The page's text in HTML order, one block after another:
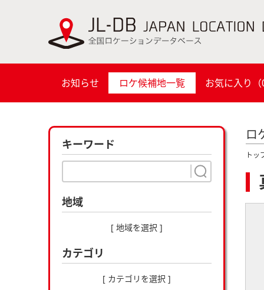
お知らせ ロケ候補地一覧 お気に入り（
キーワード
地域
[ 地域を選択 ]
カテゴリ
[ カテゴリを選択 ]
ロ
トッ